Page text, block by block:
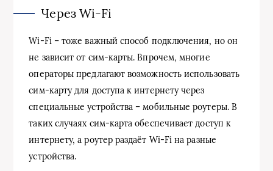
Через Wi-Fi
Wi-Fi – тоже важный способ подключения, но он
не зависит от сим-карты. Впрочем, многие
операторы предлагают возможность использовать
сим-карту для доступа к интернету через
специальные устройства – мобильные роутеры. В
таких случаях сим-карта обеспечивает доступ к
интернету, а роутер раздаёт Wi-Fi на разные
устройства.